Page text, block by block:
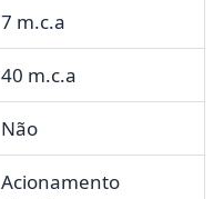
7 m.c.a
40 m.c.a
Não
Acionamento